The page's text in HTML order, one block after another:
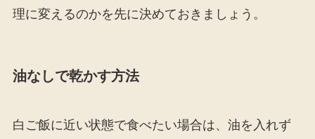
理に変えるのかを先に決めておきましょう。
油なしで乾かす方法
白ご飯に近い状態で食べたい場合は、油を入れず